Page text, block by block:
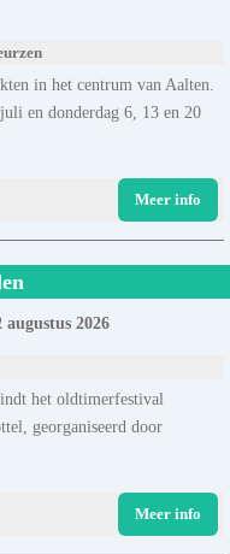
in het centrum van Aalten.
en donderdag 6, 13 en 20
Meer info
2026
het oldtimerfestival
georganiseerd door
Meer info